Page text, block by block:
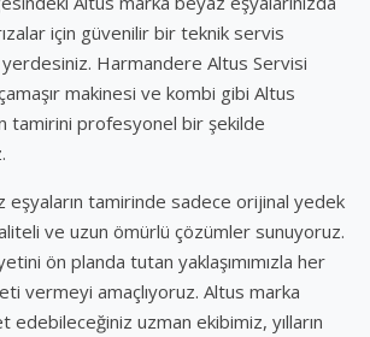
için güvenilir bir teknik servis
yerdesiniz. Harmandere Altus Servisi
makinesi ve kombi gibi Altus
tamirini profesyonel bir şekilde
eşyaların tamirinde sadece orijinal yedek
ve uzun ömürlü çözümler sunuyoruz.
ön planda tutan yaklaşımımızla her
vermeyi amaçlıyoruz. Altus marka
edebileceğiniz uzman ekibimiz, yılların